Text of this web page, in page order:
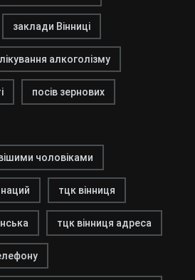
заклади Вінниці
лікування алкоголізму
посів зернових
чоловіками
тцк вінниця
тцк вінниця адреса